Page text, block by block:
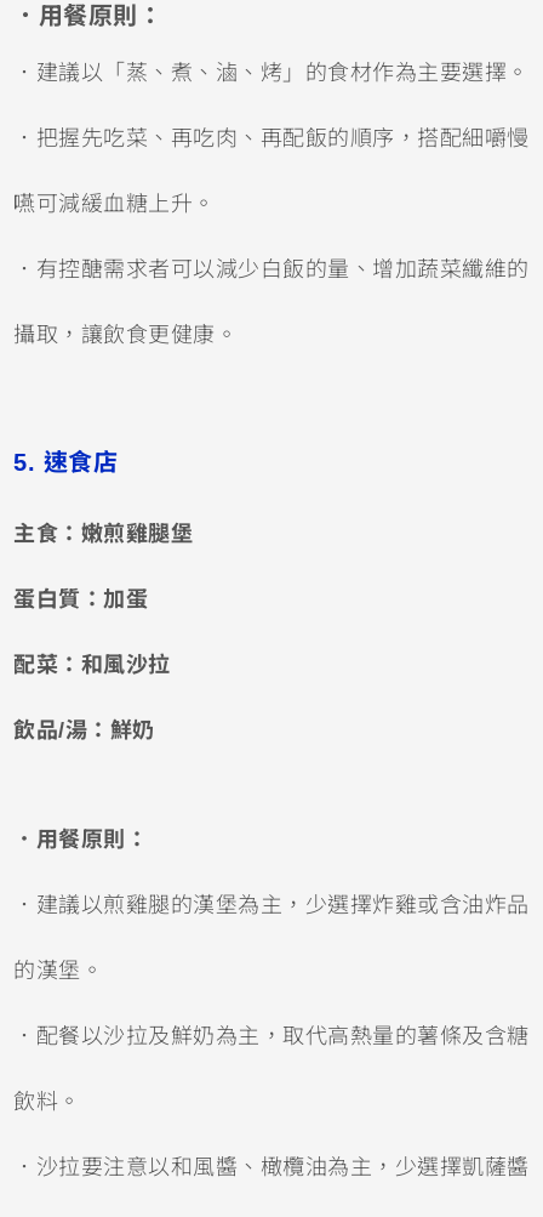
．用餐原則：
．建議以「蒸、煮、滷、烤」的食材作為主要選擇。
．把握先吃菜、再吃肉、再配飯的順序，搭配細嚼慢
嚥可減緩血糖上升。
．有控醣需求者可以減少白飯的量、增加蔬菜纖維的
攝取，讓飲食更健康。
5. 速食店
主食：嫩煎雞腿堡
蛋白質：加蛋
配菜：和風沙拉
飲品/湯：鮮奶
．用餐原則：
．建議以煎雞腿的漢堡為主，少選擇炸雞或含油炸品
的漢堡。
．配餐以沙拉及鮮奶為主，取代高熱量的薯條及含糖
飲料。
．沙拉要注意以和風醬、橄欖油為主，少選擇凱薩醬